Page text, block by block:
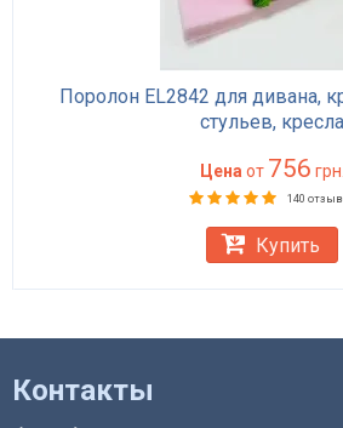
Поролон EL2842 для дивана,
стульев, кресла
Цена от 756 грн.
140
Купить
Контакты